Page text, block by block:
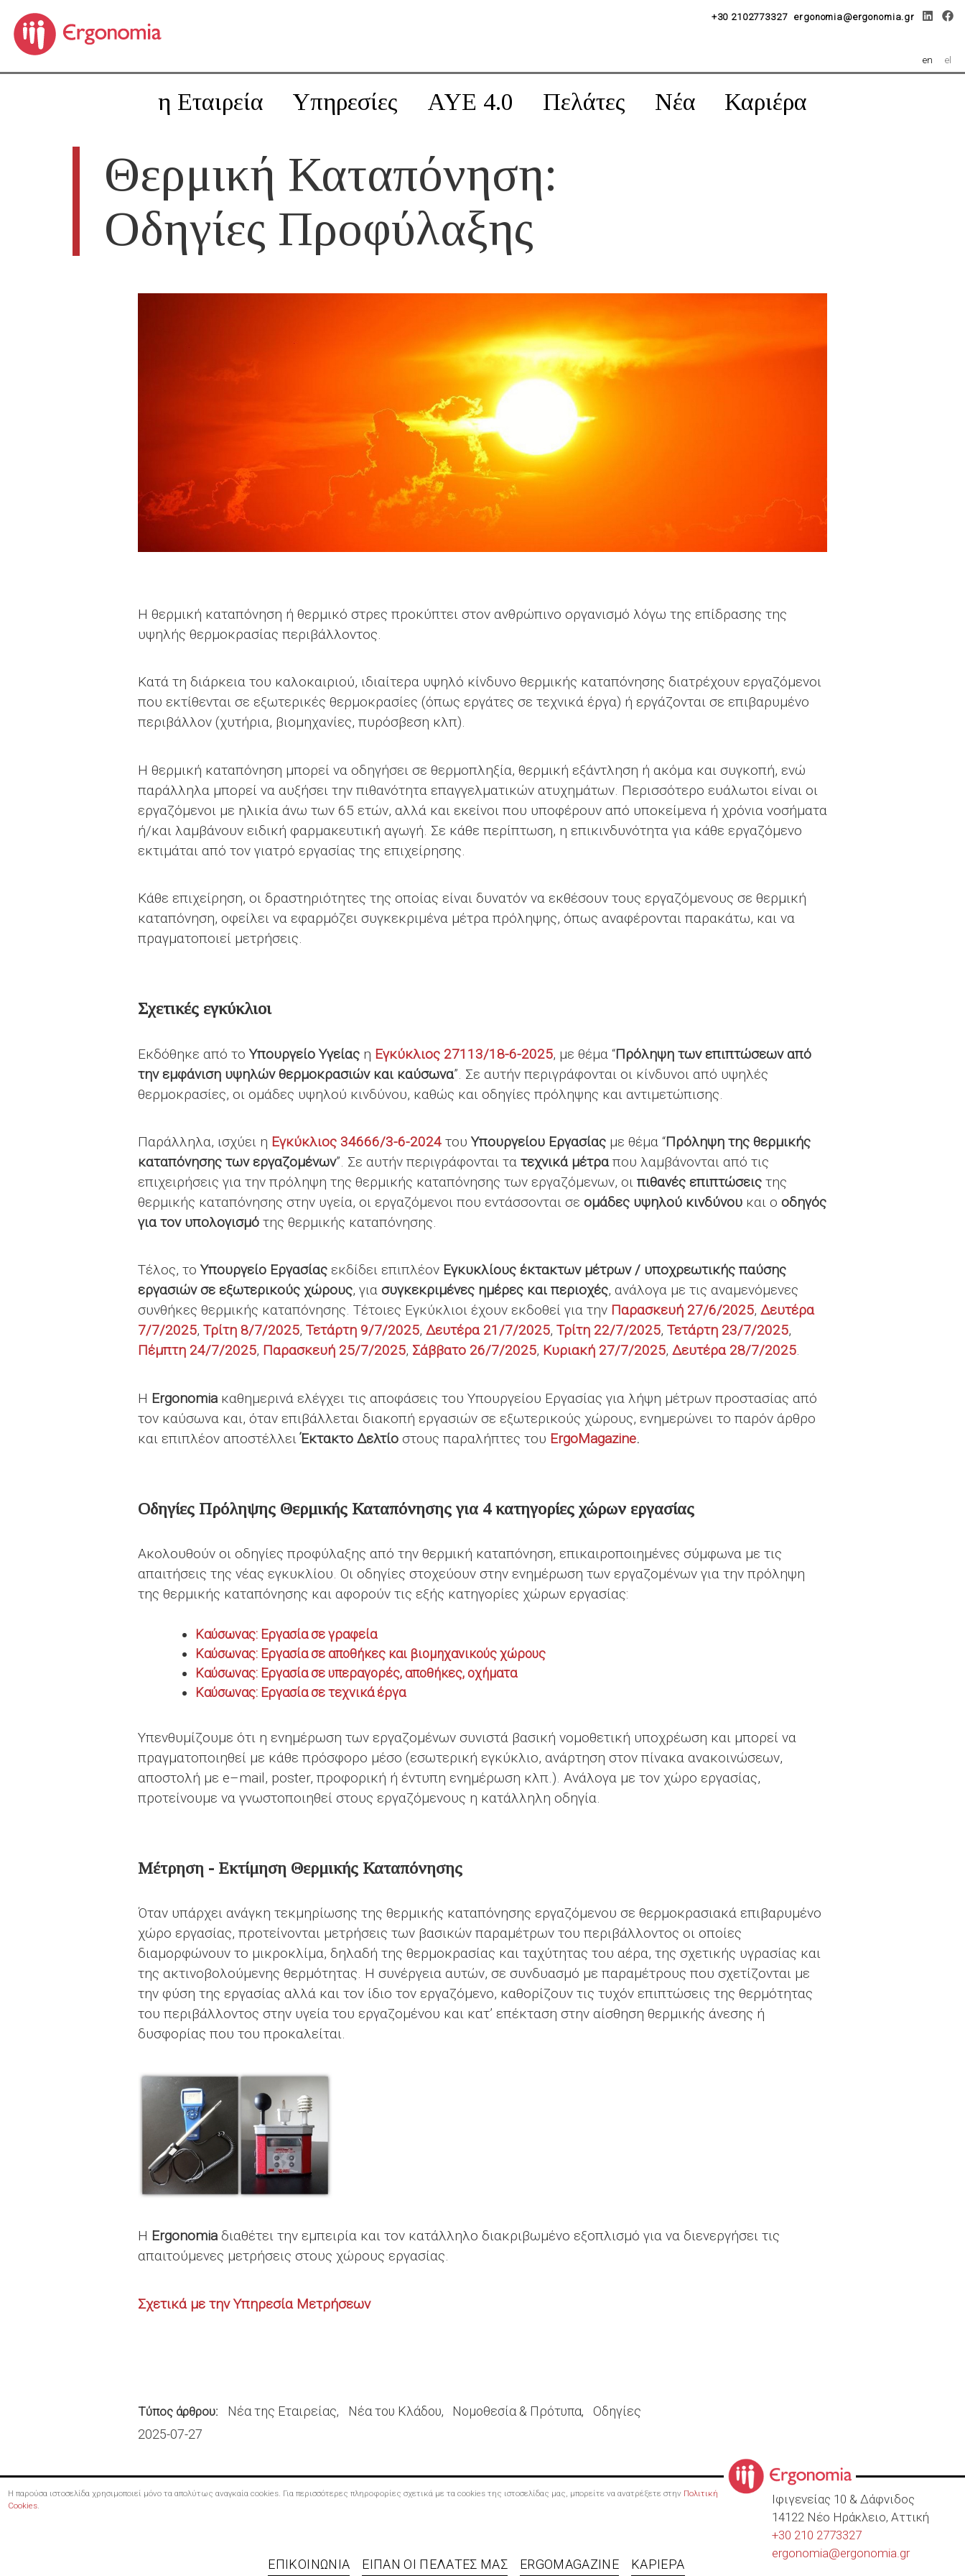
+30 2102773327 ergonomia@ergonomia.gr
en el
η Εταιρεία Υπηρεσίες AYE 4.0 Πελάτες Νέα Καριέρα
Θερμική Καταπόνηση:
Οδηγίες Προφύλαξης
Η θερμική καταπόνηση ή θερμικό στρες προκύπτει στον ανθρώπινο οργανισμό λόγω της επίδρασης της
υψηλής θερμοκρασίας περιβάλλοντος.
Κατά τη διάρκεια του καλοκαιριού, ιδιαίτερα υψηλό κίνδυνο θερμικής καταπόνησης διατρέχουν εργαζόμενοι
που εκτίθενται σε εξωτερικές θερμοκρασίες (όπως εργάτες σε τεχνικά έργα) ή εργάζονται σε επιβαρυμένο
περιβάλλον (χυτήρια, βιομηχανίες, πυρόσβεση κλπ).
Η θερμική καταπόνηση μπορεί να οδηγήσει σε θερμοπληξία, θερμική εξάντληση ή ακόμα και συγκοπή, ενώ
παράλληλα μπορεί να αυξήσει την πιθανότητα επαγγελματικών ατυχημάτων. Περισσότερο ευάλωτοι είναι οι
εργαζόμενοι με ηλικία άνω των 65 ετών, αλλά και εκείνοι που υποφέρουν από υποκείμενα ή χρόνια νοσήματα
ή/και λαμβάνουν ειδική φαρμακευτική αγωγή. Σε κάθε περίπτωση, η επικινδυνότητα για κάθε εργαζόμενο
εκτιμάται από τον γιατρό εργασίας της επιχείρησης.
Κάθε επιχείρηση, οι δραστηριότητες της οποίας είναι δυνατόν να εκθέσουν τους εργαζόμενους σε θερμική
καταπόνηση, οφείλει να εφαρμόζει συγκεκριμένα μέτρα πρόληψης, όπως αναφέρονται παρακάτω, και να
πραγματοποιεί μετρήσεις.
Σχετικές εγκύκλιοι
Εκδόθηκε από τοΥπουργείο Υγείαςη Εγκύκλιος 27113/18-6-2025, με θέμα “Πρόληψη των επιπτώσεων από
την εμφάνιση υψηλών θερμοκρασιών και καύσωνα”. Σε αυτήν περιγράφονται οι κίνδυνοι από υψηλές
θερμοκρασίες, οι ομάδες υψηλού κινδύνου, καθώς και οδηγίες πρόληψης και αντιμετώπισης.
Παράλληλα, ισχύει η Εγκύκλιος 34666/3-6-2024 τουΥπουργείου Εργασίας με θέμα “Πρόληψη της θερμικής
καταπόνησης των εργαζομένων”. Σε αυτήν περιγράφονται τα τεχνικά μέτραπου λαμβάνονται από τις
επιχειρήσεις για την πρόληψη της θερμικής καταπόνησης των εργαζόμενων, οι πιθανές επιπτώσειςτης
θερμικής καταπόνησης στην υγεία, οι εργαζόμενοι που εντάσσονται σε ομάδες υψηλού κινδύνουκαι ο οδηγός
για τον υπολογισμό της θερμικής καταπόνησης.
Τέλος, τοΥπουργείο Εργασίας εκδίδει επιπλέον Εγκυκλίους έκτακτων μέτρων / υποχρεωτικής παύσης
εργασιών σε εξωτερικούς χώρους, για συγκεκριμένες ημέρες και περιοχές, ανάλογα με τις αναμενόμενες
συνθήκες θερμικής καταπόνησης. Τέτοιες Εγκύκλιοι έχουν εκδοθεί για την Παρασκευή 27/6/2025, Δευτέρα
7/7/2025, Τρίτη 8/7/2025, Τετάρτη 9/7/2025, Δευτέρα 21/7/2025, Τρίτη 22/7/2025, Τετάρτη 23/7/2025,
Πέμπτη 24/7/2025, Παρασκευή 25/7/2025, Σάββατο 26/7/2025, Κυριακή 27/7/2025, Δευτέρα 28/7/2025.
Η Ergonomia καθημερινά ελέγχει τις αποφάσεις του Υπουργείου Εργασίας για λήψη μέτρων προστασίας από
τον καύσωνα και, όταν επιβάλλεται διακοπή εργασιών σε εξωτερικούς χώρους, ενημερώνει το παρόν άρθρο
και επιπλέον αποστέλλειΈκτακτο Δελτίο στους παραλήπτες του ErgoMagazine.
Οδηγίες Πρόληψης Θερμικής Καταπόνησης για 4 κατηγορίες χώρων εργασίας
Ακολουθούν οι οδηγίες προφύλαξης από την θερμική καταπόνηση, επικαιροποιημένες σύμφωνα με τις
απαιτήσεις της νέας εγκυκλίου. Οι οδηγίες στοχεύουν στην ενημέρωση των εργαζομένων για την πρόληψη
της θερμικής καταπόνησης και αφορούν τις εξής κατηγορίες χώρων εργασίας:
Καύσωνας: Εργασία σε γραφεία
Καύσωνας: Εργασία σε αποθήκες και βιομηχανικούς χώρους
Καύσωνας: Εργασία σε υπεραγορές, αποθήκες, οχήματα
Καύσωνας: Εργασία σε τεχνικά έργα
Υπενθυμίζουμε ότι η ενημέρωση των εργαζομένων συνιστά βασική νομοθετική υποχρέωση και μπορεί να
πραγματοποιηθεί με κάθε πρόσφορο μέσο (εσωτερική εγκύκλιο, ανάρτηση στον πίνακα ανακοινώσεων,
αποστολή με e–mail, poster, προφορική ή έντυπη ενημέρωση κλπ.). Ανάλογα με τον χώρο εργασίας,
προτείνουμε να γνωστοποιηθεί στους εργαζόμενους η κατάλληλη οδηγία.
Μέτρηση - Εκτίμηση Θερμικής Καταπόνησης
Όταν υπάρχει ανάγκη τεκμηρίωσης της θερμικής καταπόνησης εργαζόμενου σε θερμοκρασιακά επιβαρυμένο
χώρο εργασίας, προτείνονται μετρήσεις των βασικών παραμέτρων του περιβάλλοντος οι οποίες
διαμορφώνουν το μικροκλίμα, δηλαδή της θερμοκρασίας και ταχύτητας του αέρα, της σχετικής υγρασίας και
της ακτινοβολούμενης θερμότητας. Η συνέργεια αυτών, σε συνδυασμό με παραμέτρους που σχετίζονται με
την φύση της εργασίας αλλά και τον ίδιο τον εργαζόμενο, καθορίζουν τις τυχόν επιπτώσεις της θερμότητας
του περιβάλλοντος στην υγεία του εργαζομένου και κατ’ επέκταση στην αίσθηση θερμικής άνεσης ή
δυσφορίας που του προκαλείται.
H Ergonomia διαθέτει την εμπειρία και τον κατάλληλο διακριβωμένο εξοπλισμό για να διενεργήσει τις
απαιτούμενες μετρήσεις στους χώρους εργασίας.
Σχετικά με την Υπηρεσία Μετρήσεων
Τύπος άρθρου Νέα της Εταιρείας Νέα του Κλάδου Νομοθεσία & Πρότυπα
Οδηγίες
2025-07-27
Ιφιγενείας 10 & Δάφνιδος
14122 Νέο Ηράκλειο, Αττική
+30 210 2773327
ergonomia@ergonomia.gr
Η παρούσα ιστοσελίδα χρησιμοποιεί μόνο τα απολύτως αναγκαία cookies. Για περισσότερες πληροφορίες σχετικά με τα cookies της ιστοσελίδας μας, μπορείτε να ανατρέξετε στην Πολιτική
Cookies.
ΕΠΙΚΟΙΝΩΝΊΑ ΕΊΠΑΝ ΟΙ ΠΕΛΆΤΕΣ ΜΑΣ ERGOMAGAZINE ΚΑΡΙΈΡΑ